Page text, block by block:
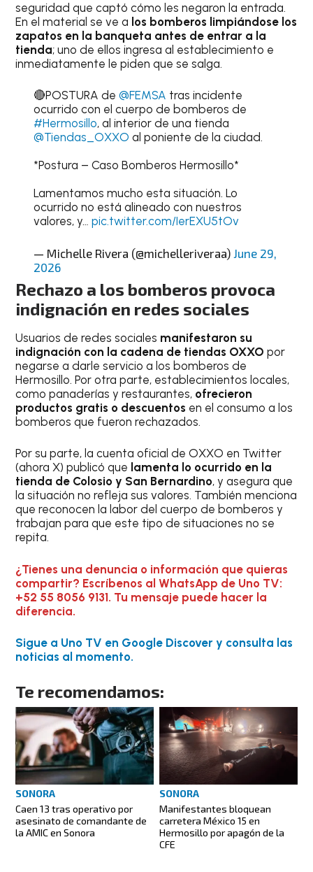
seguridad que captó cómo les negaron la entrada.
En el material se ve a los bomberos limpiándose los
zapatos en la banqueta antes de entrar a la
tienda; uno de ellos ingresa al establecimiento e
inmediatamente le piden que se salga.
🔴POSTURA de @FEMSA tras incidente
ocurrido con el cuerpo de bomberos de
#Hermosillo, al interior de una tienda
@Tiendas_OXXO al poniente de la ciudad.
*Postura – Caso Bomberos Hermosillo*
Lamentamos mucho esta situación. Lo
ocurrido no está alineado con nuestros
valores, y… pic.twitter.com/IerEXU5tOv
— Michelle Rivera (@michelleriveraa) June 29,
2026
Rechazo a los bomberos provoca
indignación en redes sociales
Usuarios de redes sociales manifestaron su
indignación con la cadena de tiendas OXXOpor
negarse a darle servicio a los bomberos de
Hermosillo. Por otra parte, establecimientos locales,
como panaderías y restaurantes, ofrecieron
productos gratis o descuentos en el consumo a los
bomberos que fueron rechazados.
Por su parte, la cuenta oficial de OXXO en Twitter
(ahora X) publicó que lamenta lo ocurrido en la
tienda de Colosio y San Bernardino, y asegura que
la situación no refleja sus valores. También menciona
que reconocen la labor del cuerpo de bomberos y
trabajan para que este tipo de situaciones no se
repita.
¿Tienes una denuncia o información que quieras
compartir? Escríbenos al WhatsApp de Uno TV:
+52 55 8056 9131. Tu mensaje puede hacer la
diferencia.
Sigue a Uno TV en Google Discover y consulta las
noticias al momento.
Te recomendamos:
SONORA
Caen 13 tras operativo por
asesinato de comandante de
la AMIC en Sonora
SONORA
Manifestantes bloquean
carretera México 15 en
Hermosillo por apagón de la
CFE